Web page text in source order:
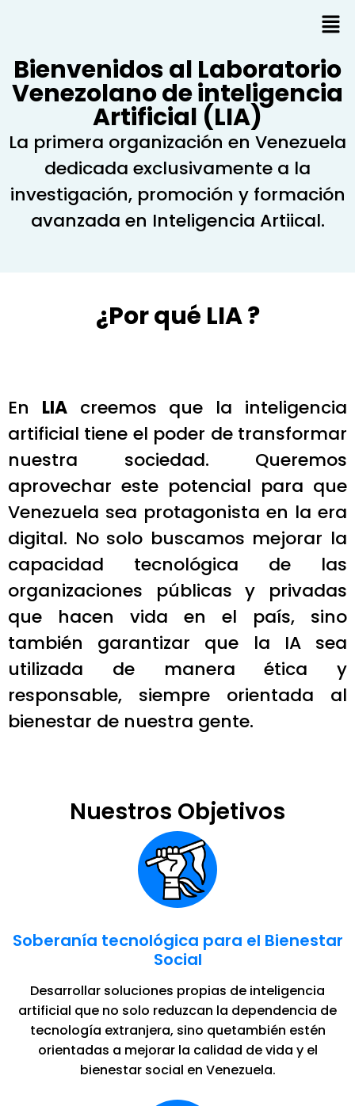
Bienvenidos al Laboratorio
Venezolano de inteligencia
Artificial (LIA)
La primera organización en Venezuela
dedicada exclusivamente a la
investigación, promoción y formación
avanzada en Inteligencia Artiical.
¿Por qué LIA ?
En LIAcreemos que la inteligencia
artificial tiene el poder de transformar
nuestra sociedad. Queremos
aprovechar este potencial para que
Venezuela sea protagonista en la era
digital. No solo buscamos mejorar la
capacidad tecnológica de las
organizaciones públicas y privadas
que hacen vida en el país, sino
también garantizar que la IA sea
utilizada de manera ética y
responsable, siempre orientada al
bienestar de nuestra gente.
Nuestros Objetivos
Soberanía tecnológica para el Bienestar
Social
Desarrollar soluciones propias de inteligencia
artificial que no solo reduzcan la dependencia de
tecnología extranjera, sino quetambién estén
orientadas a mejorar la calidad de vida y el
bienestar social en Venezuela.